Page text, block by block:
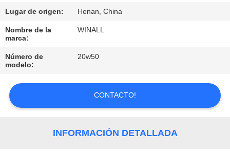
CALIDAD
SOLICITAR
UNA
COTIZACIÓN
Lugar de origen: Henan, China
Nombre de la
marca:
WINALL
Número de
modelo:
20w50
CONTACTO!
INFORMACIÓN DETALLADA